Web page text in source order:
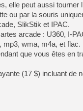
elle peut aussi tourner
ou par la souris
SlikStik et IPAC.
arcade : U360, I-
mp3, wma, m4a, et flac.
que vous êtes en
(17 $) incluant de